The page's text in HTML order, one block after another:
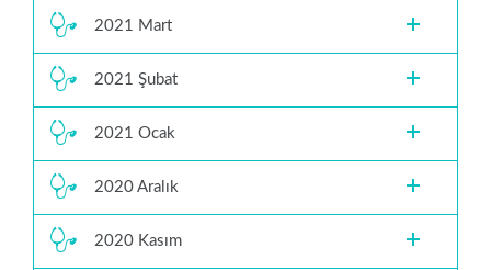
2021 Mart
2021 Şubat
2021 Ocak
2020 Aralık
2020 Kasım